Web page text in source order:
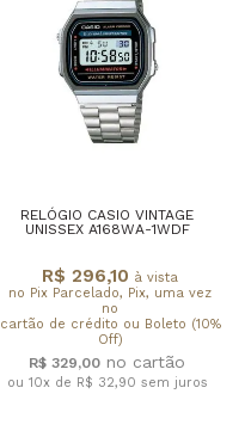
RELÓGIO CASIO VINTAGE
UNISSEX A168WA-1WDF
R$ 296,10 à vista
no Pix Parcelado, Pix, uma vez
no
cartão de crédito ou Boleto (10%
Off)
R$ 329,00
ou 10x de R$ 32,90 sem juros